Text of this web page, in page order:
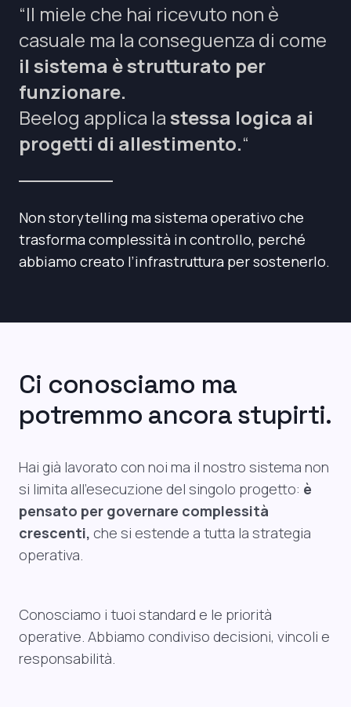
“Il miele che hai ricevuto non è
casuale ma la conseguenza di come
il sistema è strutturato per
funzionare.
Beelog applica lastessa logica ai
progetti di allestimento.“
Non storytelling ma sistema operativo che
trasforma complessità in controllo, perché
abbiamo creato l’infrastruttura per sostenerlo.
Ci conosciamo ma
potremmo ancora stupirti.
Hai già lavorato con noi ma il nostro sistema non
si limita all’esecuzione del singolo progetto: è
pensato per governare complessità
crescenti, che si estende a tutta la strategia
operativa.
Conosciamo i tuoi standard e le priorità
operative. Abbiamo condiviso decisioni, vincoli e
responsabilità.